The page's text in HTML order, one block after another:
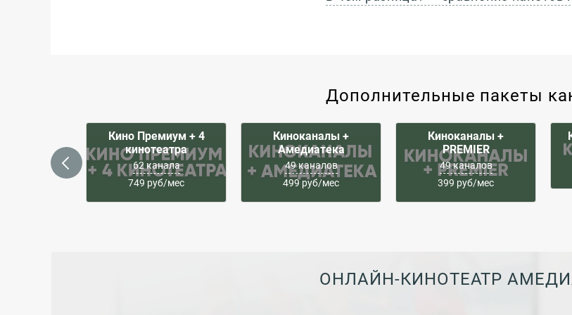
Дополнительные пакеты
Кино Премиум + 4
кинотеатра
62 канала
749 руб/мес
Киноканалы +
Амедиатека
49 каналов
499 руб/мес
Киноканалы +
PREMIER
49 каналов
399 руб/мес
ОНЛАЙН-КИНОТЕАТР